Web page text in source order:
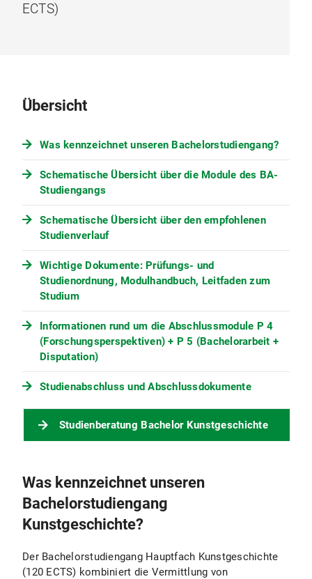
ECTS)
Übersicht
Was kennzeichnet unseren Bachelorstudiengang?
Schematische Übersicht über die Module des BA-
Studiengangs
Schematische Übersicht über den empfohlenen
Studienverlauf
Wichtige Dokumente: Prüfungs- und
Studienordnung, Modulhandbuch, Leitfaden zum
Studium
Informationen rund um die Abschlussmodule P 4
(Forschungsperspektiven) + P 5 (Bachelorarbeit +
Disputation)
Studienabschluss und Abschlussdokumente
Studienberatung Bachelor Kunstgeschichte
Was kennzeichnet unseren
Bachelorstudiengang
Kunstgeschichte?
Der Bachelorstudiengang Hauptfach Kunstgeschichte
(120 ECTS) kombiniert die Vermittlung von